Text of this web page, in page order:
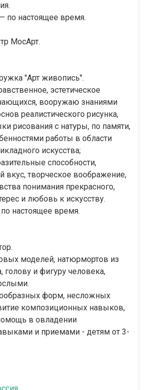
по настоящее время.
МосАрт.
"Арт живопись".
эстетическое
вооружаю знаниями
реалистического рисунка,
рисования с натуры, по памяти,
работы в области
искусства;
способности,
вкус, творческое воображение,
понимания прекрасного,
и любовь к искусству.
настоящее время.
моделей, натюрмортов из
голову и фигуру человека,
форм, несложных
композиционных навыков,
в овладении
и приемами - детям от 3-